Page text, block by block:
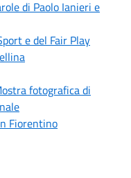
di Paolo Ianieri e
e del Fair Play
fotografica di
Fiorentino